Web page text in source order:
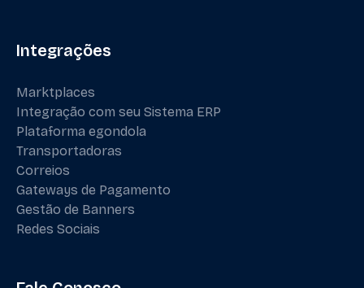
Integrações
Marktplaces
Integração com seu Sistema ERP
Plataforma egondola
Transportadoras
Correios
Gateways de Pagamento
Gestão de Banners
Redes Sociais